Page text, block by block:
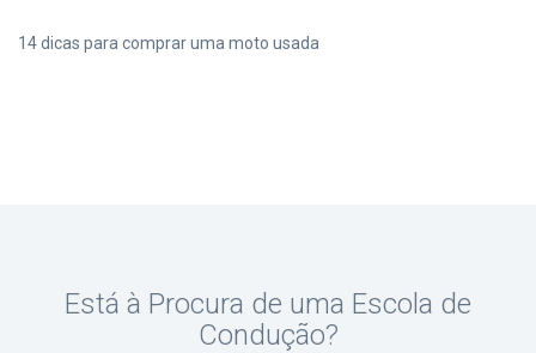
14 dicas para comprar uma moto usada
Está à Procura de uma Escola de
Condução?